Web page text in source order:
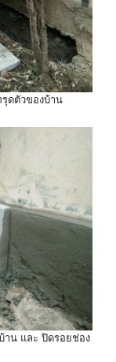
ดตัวของบ้าน
าน และ ปิดรอยช่อง